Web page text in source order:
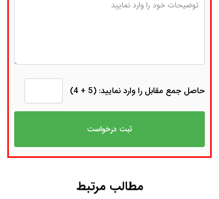
حاصل جمع مقابل را وارد نمایید: (5 + 4)
مطالب مرتبط